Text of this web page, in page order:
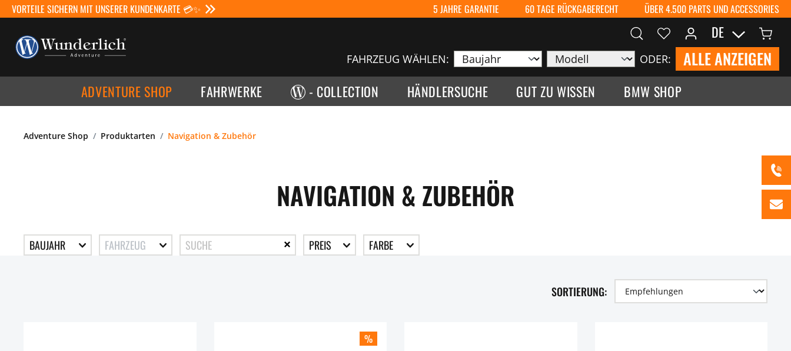
VORTEILE SICHERN MIT UNSERER KUNDENKARTE 💳✨ 5 JAHRE GARANTIE 60 TAGE RÜCKGABERECHT ÜBER 4.500 PARTS UND ACCESSORIES
FAHRZEUG WÄHLEN: ODER: ALLE ANZEIGEN
DE
ADVENTURE SHOP FAHRWERKE - COLLECTION HÄNDLERSUCHE GUT ZU WISSEN BMW SHOP
Adventure Shop Produktarten Navigation & Zubehör
NAVIGATION & ZUBEHÖR
BAUJAHR FAHRZEUG FARBE
PREIS
SORTIERUNG:
%